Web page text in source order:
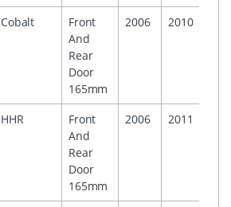
Cobalt
Front
And
Rear
Door
165mm
2006 2010
HHR
Front
And
Rear
Door
165mm
2006 2011